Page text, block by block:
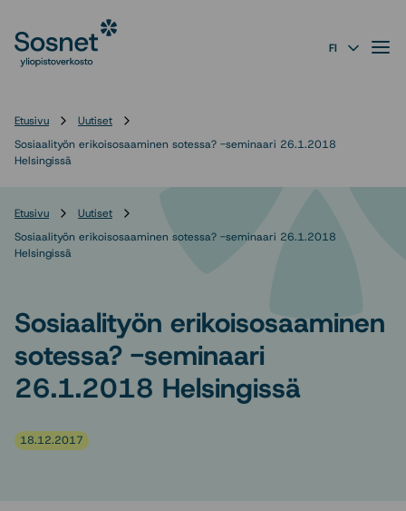
suoraan
sisältöön
FI
Etusivu
Uutiset
Sosiaalityön erikoisosaaminen sotessa? -seminaari 26.1.2018
Helsingissä
Etusivu
Uutiset
Sosiaalityön erikoisosaaminen sotessa? -seminaari 26.1.2018
Helsingissä
Sosiaalityön erikoisosaaminen
sotessa? -seminaari
26.1.2018 Helsingissä
18.12.2017